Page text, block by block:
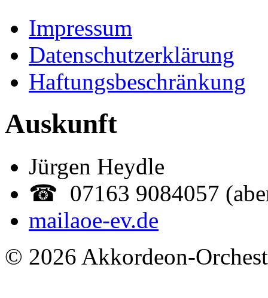
Impressum
Datenschutzerklärung
Haftungsbeschränkung
Auskunft
Jürgen Heydle
☎ 07163 9084057
mailaoe-ev.de
© 2026 Akkordeon-